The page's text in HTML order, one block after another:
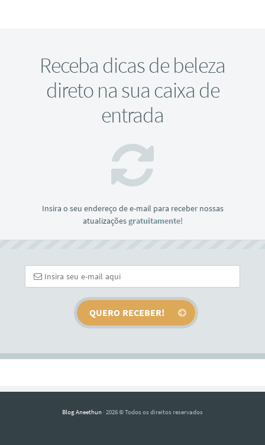
Receba dicas de beleza
direto na sua caixa de
entrada
Insira o seu endereço de e-mail para receber nossas
atualizaçõesgratuitamente!
Blog Aneethun · 2026 © Todos os direitos reservados